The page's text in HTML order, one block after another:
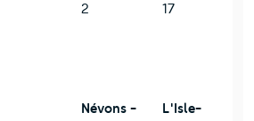
2
17
Névons -
L'Isle-